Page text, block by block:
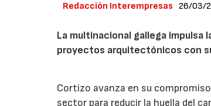
Redacción Interempresas 26/03/
La multinacional gallega
proyectos arquitectónicos con
Cortizo avanza en su
sector para reducir la huella del